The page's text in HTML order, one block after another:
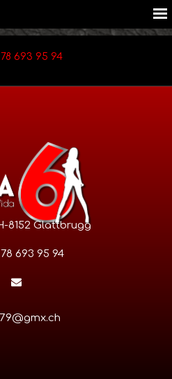
78 693 95 94
8152 Glattbrugg
78 693 95 94